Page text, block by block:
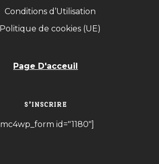
Conditions d’Utilisation
Politique de cookies (UE)
Page D'acceuil
S’INSCRIRE
[mc4wp_form id="1180"]